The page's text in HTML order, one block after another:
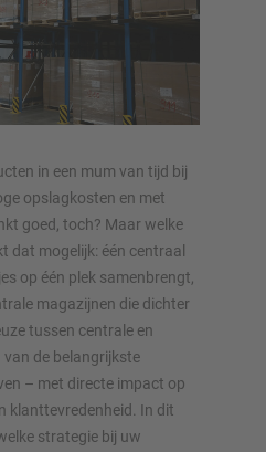
in een mum van tijd bij
opslagkosten en met
goed, toch? Maar welke
dat mogelijk: één centraal
op één plek samenbrengt,
magazijnen die dichter
tussen centrale en
van de belangrijkste
– met directe impact op
klanttevredenheid. In dit
strategie bij uw